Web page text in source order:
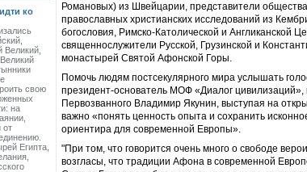
ко
Великий,
свою
на
от
Египта,
Романовых) из Швейцарии, представители
православных христианских исследований из
богословия, Римско-Католической и Англиканской
священнослужители Русской, Грузинской и
монастырей Святой Афонской Горы.
Помочь людям постсекулярного мира услышать
президент-основатель МОФ «Диалог
Первозванного Владимир Якунин, выступая на
важно «понять ценность опыта и сохранить
ориентира для современной Европы».
"При том, что говорится очень много о свободе
возгласы, что традиции Афона в современной